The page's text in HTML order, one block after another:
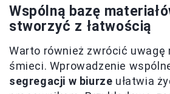
Wspólną bazę
stworzyć z łatwością
Warto również zwrócić uwagę
śmieci. Wprowadzenie
segregacji w biurze ułatwia